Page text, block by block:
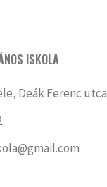
ISKOLA
Deák Ferenc utca